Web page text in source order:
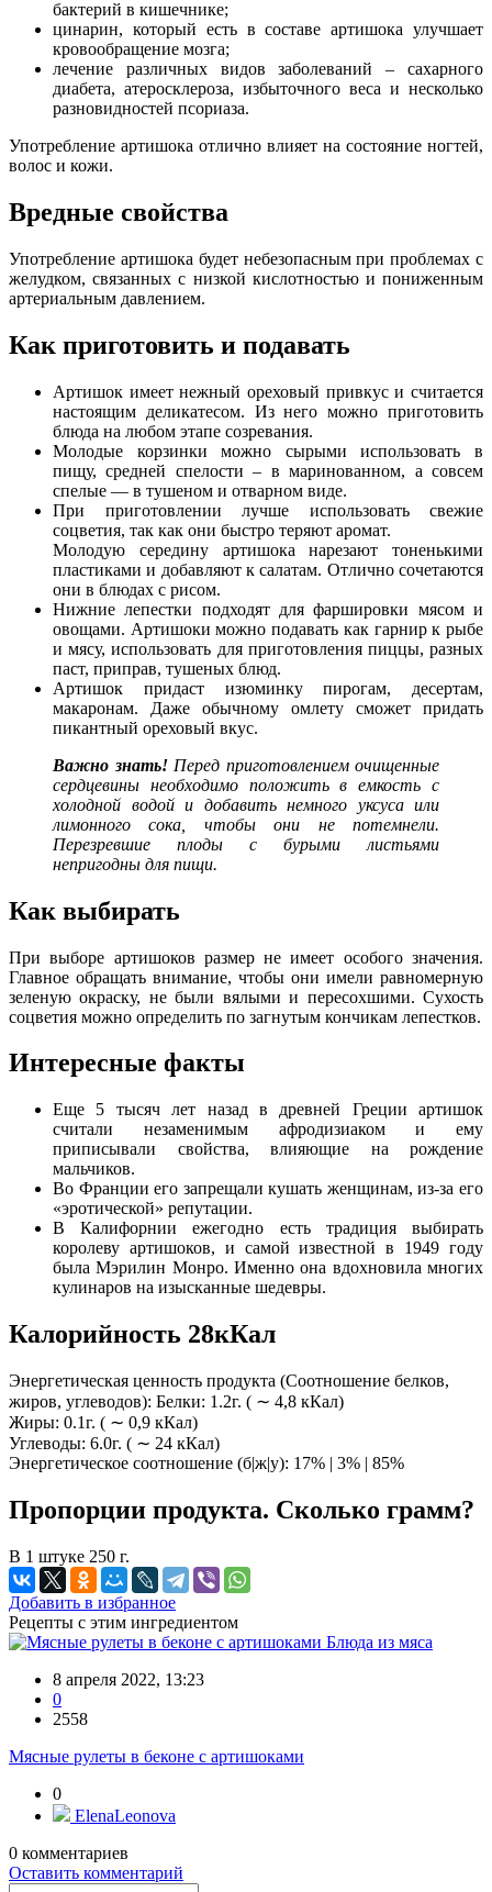
бактерий в кишечнике;
цинарин, который есть в составе артишока улучшает
кровообращение мозга;
лечение различных видов заболеваний – сахарного
диабета, атеросклероза, избыточного веса и несколько
разновидностей псориаза.
Употребление артишока отлично влияет на состояние ногтей,
волос и кожи.
Вредные свойства
Употребление артишока будет небезопасным при проблемах с
желудком, связанных с низкой кислотностью и пониженным
артериальным давлением.
Как приготовить и подавать
Артишок имеет нежный ореховый привкус и считается
настоящим деликатесом. Из него можно приготовить
блюда на любом этапе созревания.
Молодые корзинки можно сырыми использовать в
пищу, средней спелости – в маринованном, а совсем
спелые — в тушеном и отварном виде.
При приготовлении лучше использовать свежие
соцветия, так как они быстро теряют аромат.
Молодую середину артишока нарезают тоненькими
пластиками и добавляют к салатам. Отлично сочетаются
они в блюдах с рисом.
Нижние лепестки подходят для фаршировки мясом и
овощами. Артишоки можно подавать как гарнир к рыбе
и мясу, использовать для приготовления пиццы, разных
паст, приправ, тушеных блюд.
Артишок придаст изюминку пирогам, десертам,
макаронам. Даже обычному омлету сможет придать
пикантный ореховый вкус.
Важно знать!Перед приготовлением очищенные
сердцевины необходимо положить в емкость с
холодной водой и добавить немного уксуса или
лимонного сока, чтобы они не потемнели.
Перезревшие плоды с бурыми листьями
непригодны для пищи.
Как выбирать
При выборе артишоков размер не имеет особого значения.
Главное обращать внимание, чтобы они имели равномерную
зеленую окраску, не были вялыми и пересохшими. Сухость
соцветия можно определить по загнутым кончикам лепестков.
Интересные факты
Еще 5 тысяч лет назад в древней Греции артишок
считали незаменимым афродизиаком и ему
приписывали свойства, влияющие на рождение
мальчиков.
Во Франции его запрещали кушать женщинам, из-за его
«эротической» репутации.
В Калифорнии ежегодно есть традиция выбирать
королеву артишоков, и самой известной в 1949 году
была Мэрилин Монро. Именно она вдохновила многих
кулинаров на изысканные шедевры.
Калорийность 28кКал
Энергетическая ценность продукта (Соотношение белков,
жиров, углеводов): Белки: 1.2г. ( ∼ 4,8 кКал)
Жиры: 0.1г. ( ∼ 0,9 кКал)
Углеводы: 6.0г. ( ∼ 24 кКал)
Энергетическое соотношение (б|ж|у): 17% | 3% | 85%
Пропорции продукта. Сколько грамм?
В 1 штуке 250 г.
Добавить в избранное
Рецепты с этим ингредиентом
Блюда из мяса
8 апреля 2022, 13:23
0
2558
Мясные рулеты в беконе с артишоками
0
ElenaLeonova
0 комментариев
Оставить комментарий